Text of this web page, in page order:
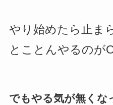
やり始めたら止ま
とことんやるのが
でもやる気が無くな